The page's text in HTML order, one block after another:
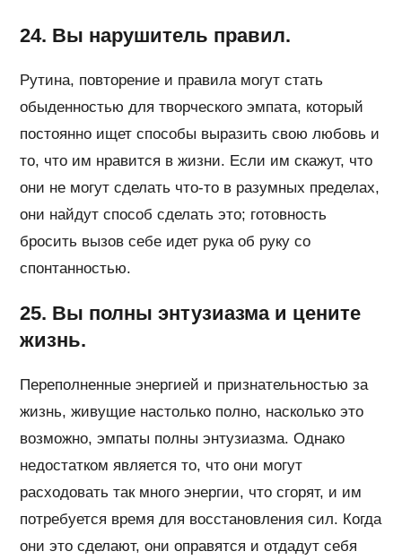
24. Вы нарушитель правил.
Рутина, повторение и правила могут стать
обыденностью для творческого эмпата, который
постоянно ищет способы выразить свою любовь и
то, что им нравится в жизни. Если им скажут, что
они не могут сделать что-то в разумных пределах,
они найдут способ сделать это; готовность
бросить вызов себе идет рука об руку со
спонтанностью.
25. Вы полны энтузиазма и цените
жизнь.
Переполненные энергией и признательностью за
жизнь, живущие настолько полно, насколько это
возможно, эмпаты полны энтузиазма. Однако
недостатком является то, что они могут
расходовать так много энергии, что сгорят, и им
потребуется время для восстановления сил. Когда
они это сделают, они оправятся и отдадут себя